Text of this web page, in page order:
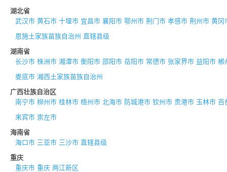
湖北省
武汉市 黄石市 十堰市 宜昌市 襄阳市 鄂州市 荆门市 孝感市 荆州市 黄冈
恩施土家族苗族自治州 直辖县级
湖南省
长沙市 株洲市 湘潭市 衡阳市 邵阳市 岳阳市 常德市 张家界市 益阳市 郴
娄底市 湘西土家族苗族自治州
广西壮族自治区
南宁市 柳州市 桂林市 梧州市 北海市 防城港市 钦州市 贵港市 玉林市 百
来宾市 崇左市
海南省
海口市 三亚市 三沙市 直辖县级
重庆
重庆市 重庆 两江新区